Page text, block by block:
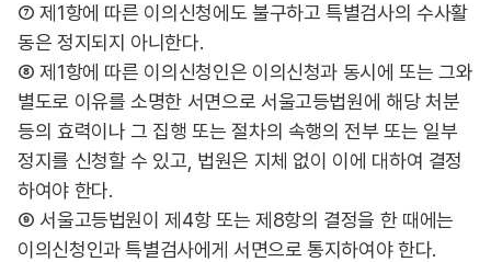
⑦ 제1항에 따른 이의신청에도 불구하고 특별검사의 수사활
동은 정지되지 아니한다.
⑧ 제1항에 따른 이의신청인은 이의신청과 동시에 또는 그와
별도로 이유를 소명한 서면으로 서울고등법원에 해당 처분
등의 효력이나 그 집행 또는 절차의 속행의 전부 또는 일부
정지를 신청할 수 있고, 법원은 지체 없이 이에 대하여 결정
하여야 한다.
⑨ 서울고등법원이 제4항 또는 제8항의 결정을 한 때에는
이의신청인과 특별검사에게 서면으로 통지하여야 한다.